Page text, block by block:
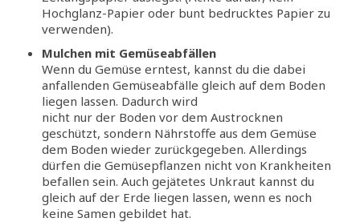
Hochglanz-Papier oder bunt bedrucktes Papier zu
verwenden).
Mulchen mit Gemüseabfällen
Wenn du Gemüse erntest, kannst du die dabei
anfallenden Gemüseabfälle gleich auf dem Boden
liegen lassen. Dadurch wird
nicht nur der Boden vor dem Austrocknen
geschützt, sondern Nährstoffe aus dem Gemüse
dem Boden wieder zurückgegeben. Allerdings
dürfen die Gemüsepflanzen nicht von Krankheiten
befallen sein. Auch gejätetes Unkraut kannst du
gleich auf der Erde liegen lassen, wenn es noch
keine Samen gebildet hat.